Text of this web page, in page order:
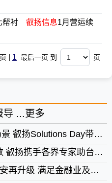
帮衬 叡扬信息1月营运续
1 最后一页 到 页
导 ... 更多
扬Solutions Day带来解方
界专家助台湾产业迎战国际法规
金融业及各大企业严谨网安要求